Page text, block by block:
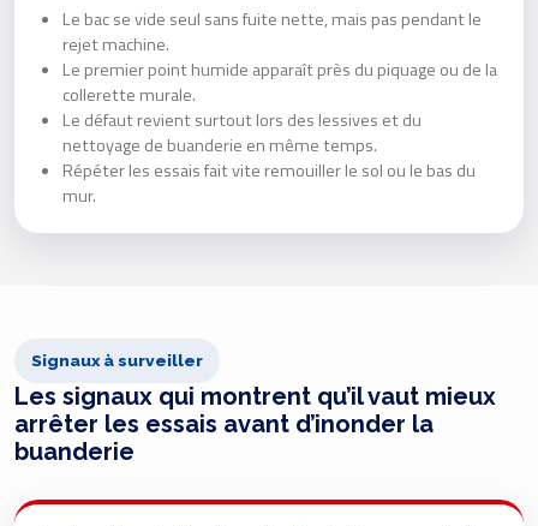
Le bac se vide seul sans fuite nette, mais pas pendant le
rejet machine.
Le premier point humide apparaît près du piquage ou de la
collerette murale.
Le défaut revient surtout lors des lessives et du
nettoyage de buanderie en même temps.
Répéter les essais fait vite remouiller le sol ou le bas du
mur.
Signaux à surveiller
Les signaux qui montrent qu’il vaut mieux
arrêter les essais avant d’inonder la
buanderie